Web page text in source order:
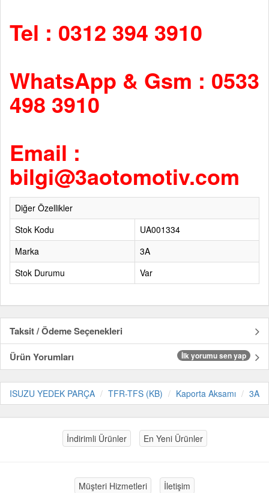
Tel : 0312 394 3910
WhatsApp & Gsm : 0533
498 3910
Email :
bilgi@3aotomotiv.com
Diğer Özellikler
Stok Kodu
UA001334
Marka
3A
Stok Durumu
Var
Taksit / Ödeme Seçenekleri
Ürün Yorumları
İlk yorumu sen yap
ISUZU YEDEK PARÇA TFR-TFS (KB) Kaporta Aksamı 3A
İndirimli Ürünler En Yeni Ürünler
Müşteri Hizmetleri İletişim